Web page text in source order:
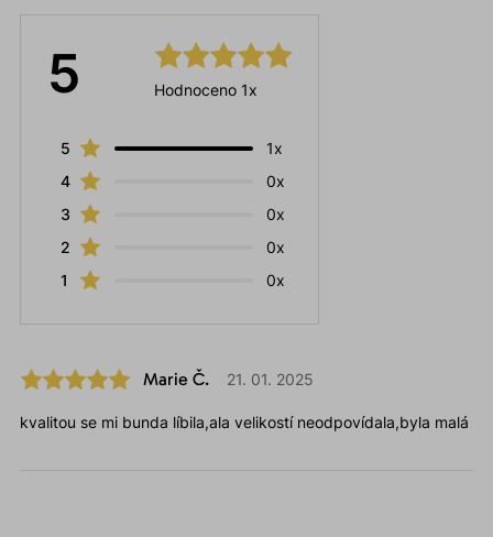
5 Hodnoceno 1x
5
1x
4
0x
3
0x
2
0x
1
0x
Marie Č. 21. 01. 2025
kvalitou se mi bunda líbila,ala velikostí neodpovídala,byla malá